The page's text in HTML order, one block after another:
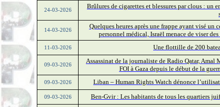
24-03-2026
Brûlures de cigarettes et blessures par clous : un
14-03-2026
Quelques heures après une frappe ayant visé un
personnel médical, Israël menace de viser
11-03-2026 Une flottille de 200
09-03-2026
Assassinat de la journaliste de Radio Qatar,
FOI à Gaza depuis le début de la
09-03-2026 Liban – Human Rights Watch dénonce
09-03-2026 Ben-Gvir : Les habitants de tous les quartiers